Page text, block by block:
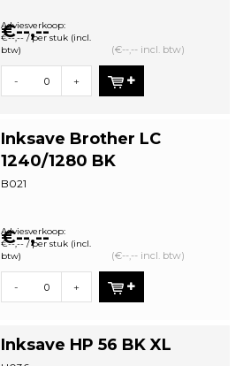
€--,--
Adviesverkoop:
€--,-- / per stuk (incl.
btw)
(€--,-- incl. btw)
- +
Inksave Brother LC
1240/1280 BK
B021
€--,--
Adviesverkoop:
€--,-- / per stuk (incl.
btw)
(€--,-- incl. btw)
- +
Inksave HP 56 BK XL